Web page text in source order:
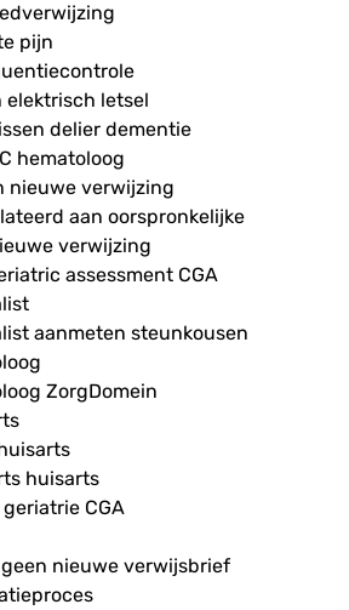
pijn
letsel
delier dementie
hematoloog
nieuwe verwijzing
aan oorspronkelijke
verwijzing
assessment CGA
aanmeten steunkousen
ZorgDomein
huisarts
CGA
nieuwe verwijsbrief